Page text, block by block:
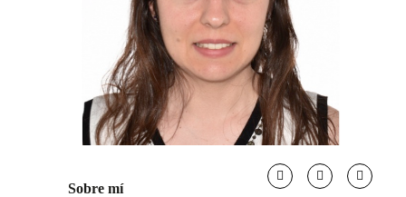
Sobre mí